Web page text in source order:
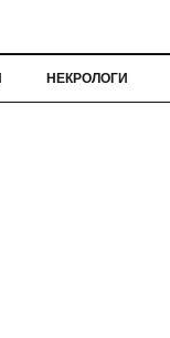
НЕКРОЛОГИ